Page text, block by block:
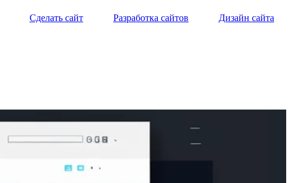
Сделать сайт Разработка сайтов Дизайн сайта